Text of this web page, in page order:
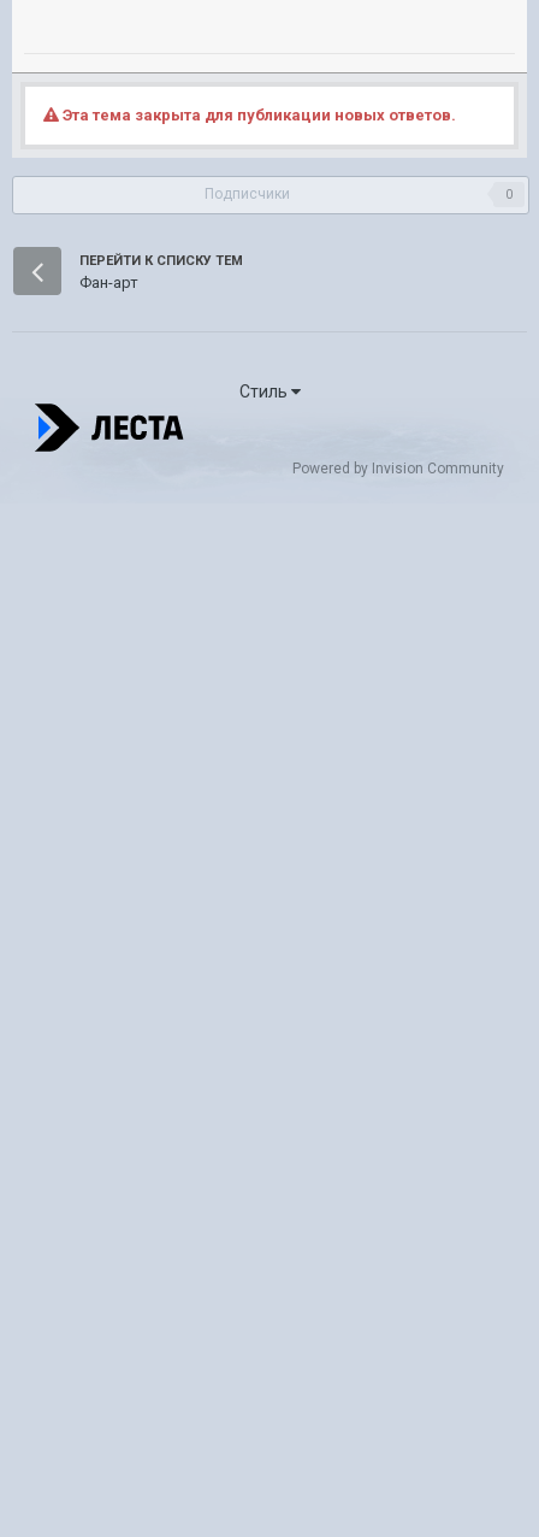
Эта тема закрыта для публикации новых ответов.
Подписчики 0
ПЕРЕЙТИ К СПИСКУ ТЕМ
Фан-арт
Стиль
Powered by Invision Community